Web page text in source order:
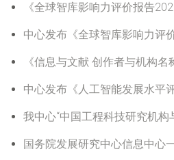
《全球智库影响力评价报告
中心发布《全球智库影响力评
《信息与文献 创作者与机构
中心发布《人工智能发展水平
我中心“中国工程科技研究机
国务院发展研究中心信息中心